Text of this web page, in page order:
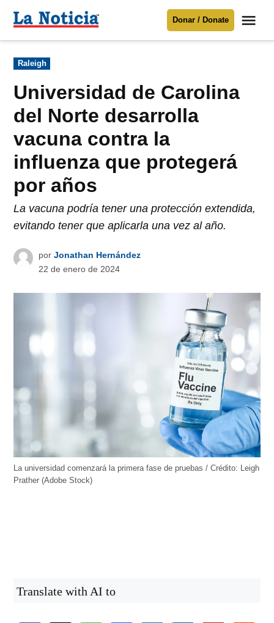
Para mantenerte informado necesitamos
Donar
contenido
Noticia
Donar / Donate
Publicado
en
Raleigh
Universidad de Carolina
del Norte desarrolla
vacuna contra la
influenza que protegerá
por años
La vacuna podría tener una protección extendida,
evitando tener que aplicarla una vez al año.
por Jonathan Hernández
22 de enero de 2024
La universidad comenzará la primera fase de pruebas / Crédito: Leigh
Prather (Adobe Stock)
Translate with AI to